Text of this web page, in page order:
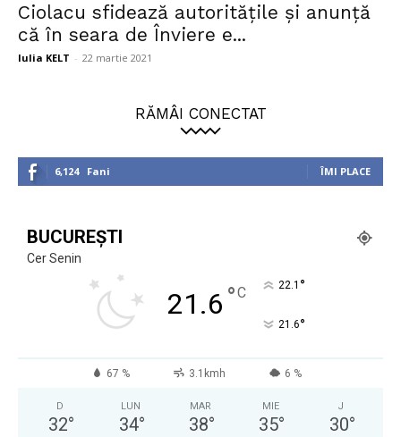
Ciolacu sfidează autoritățile și anunță
că în seara de Înviere e...
Iulia KELT - 22 martie 2021
RĂMÂI CONECTAT
6,124 Fani ÎMI PLACE
BUCUREȘTI
Cer Senin
21.6 °C 22.1 °
21.6°
67 % 3.1kmh 6 %
D
32°
LUN
34°
MAR
38°
MIE
35°
J
30°